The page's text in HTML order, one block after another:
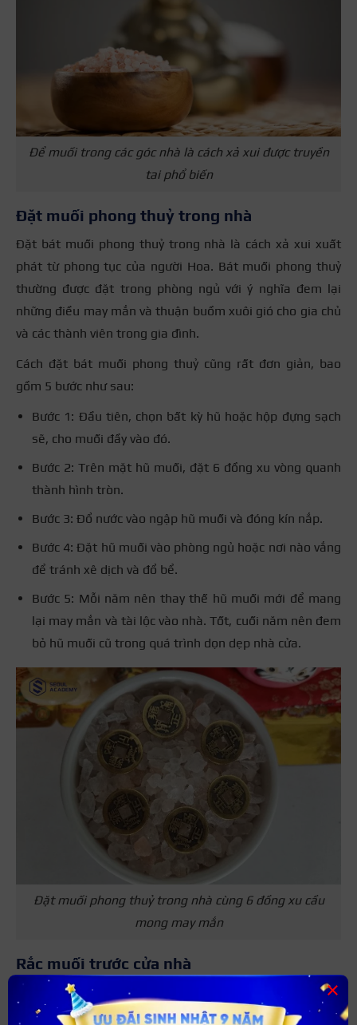
Để muối trong các góc nhà là cách xả xui được truyền
tai phổ biến
Đặt muối phong thuỷ trong nhà
Đặt bát muối phong thuỷ trong nhà là cách xả xui xuất
phát từ phong tục của người Hoa. Bát muối phong thuỷ
thường được đặt trong phòng ngủ với ý nghĩa đem lại
những điều may mắn và thuận buồm xuôi gió cho gia chủ
và các thành viên trong gia đình.
Cách đặt bát muối phong thuỷ cũng rất đơn giản, bao
gồm 5 bước như sau:
Bước 1: Đầu tiên, chọn bất kỳ hũ hoặc hộp đựng sạch
sẽ, cho muối đầy vào đó.
Bước 2: Trên mặt hũ muối, đặt 6 đồng xu vòng quanh
thành hình tròn.
Bước 3: Đổ nước vào ngập hũ muối và đóng kín nắp.
Bước 4: Đặt hũ muối vào phòng ngủ hoặc nơi nào vắng
để tránh xê dịch và đổ bể.
Bước 5: Mỗi năm nên thay thế hũ muối mới để mang
lại may mắn và tài lộc vào nhà. Tốt, cuối năm nên đem
bỏ hũ muối cũ trong quá trình dọn dẹp nhà cửa.
Đặt muối phong thuỷ trong nhà cùng 6 đồng xu cầu
mong may mắn
Rắc muối trước cửa nhà
Cách rắc muối trước cửa nhà cũng mang ý nghĩa tương tự
như cách giải hạn, xả xui bằng cách ném muối qua vai.
×